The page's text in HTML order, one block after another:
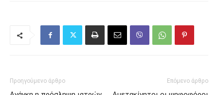
Προηγούμενο άρθρο Επόμενο άρθρο